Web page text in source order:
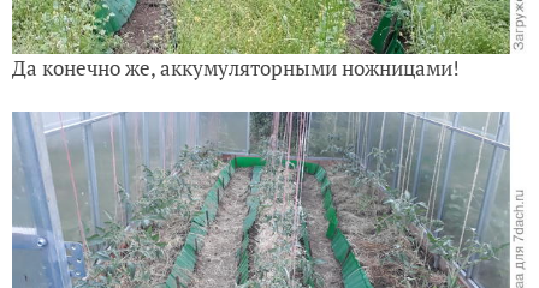
Да конечно же, аккумуляторными ножницами!